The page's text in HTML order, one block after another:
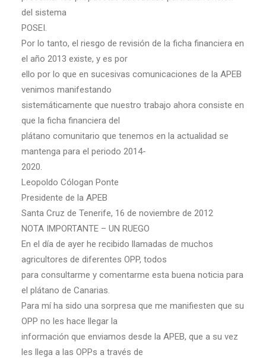
del sistema
POSEI.
Por lo tanto, el riesgo de revisión de la ficha financiera en
el año 2013 existe, y es por
ello por lo que en sucesivas comunicaciones de la APEB
venimos manifestando
sistemáticamente que nuestro trabajo ahora consiste en
que la ficha financiera del
plátano comunitario que tenemos en la actualidad se
mantenga para el periodo 2014-
2020.
Leopoldo Cólogan Ponte
Presidente de la APEB
Santa Cruz de Tenerife, 16 de noviembre de 2012
NOTA IMPORTANTE – UN RUEGO
En el día de ayer he recibido llamadas de muchos
agricultores de diferentes OPP, todos
para consultarme y comentarme esta buena noticia para
el plátano de Canarias.
Para mí ha sido una sorpresa que me manifiesten que su
OPP no les hace llegar la
información que enviamos desde la APEB, que a su vez
les llega a las OPPs a través de